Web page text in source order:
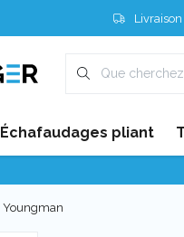
Échafaudages pliant
Youngman